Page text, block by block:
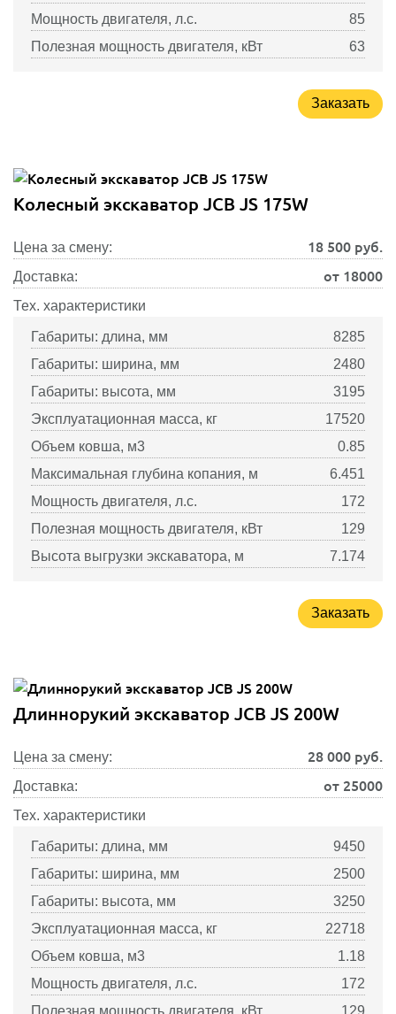
Мощность двигателя, л.с.
85
Полезная мощность двигателя, кВт
63
Заказать
Колесный экскаватор JCB JS 175W
Цена за смену: 18 500 руб.
Доставка: от 18000
Тех. характеристики
Габариты: длина, мм
8285
Габариты: ширина, мм
2480
Габариты: высота, мм
3195
Эксплуатационная масса, кг
17520
Объем ковша, м3
0.85
Максимальная глубина копания, м
6.451
Мощность двигателя, л.с.
172
Полезная мощность двигателя, кВт
129
Высота выгрузки экскаватора, м
7.174
Заказать
Длиннорукий экскаватор JCB JS 200W
Цена за смену: 28 000 руб.
Доставка: от 25000
Тех. характеристики
Габариты: длина, мм
9450
Габариты: ширина, мм
2500
Габариты: высота, мм
3250
Эксплуатационная масса, кг
22718
Объем ковша, м3
1.18
Мощность двигателя, л.с.
172